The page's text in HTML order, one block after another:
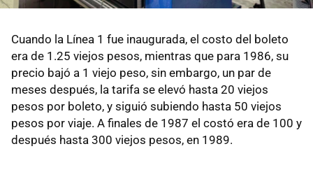
Cuando la Línea 1 fue inaugurada, el costo del boleto
era de 1.25 viejos pesos, mientras que para 1986, su
precio bajó a 1 viejo peso, sin embargo, un par de
meses después, la tarifa se elevó hasta 20 viejos
pesos por boleto, y siguió subiendo hasta 50 viejos
pesos por viaje. A finales de 1987 el costó era de 100 y
después hasta 300 viejos pesos, en 1989.